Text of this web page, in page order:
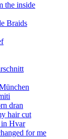
the inside
Braids
dran
hair cut
Hvar
for me